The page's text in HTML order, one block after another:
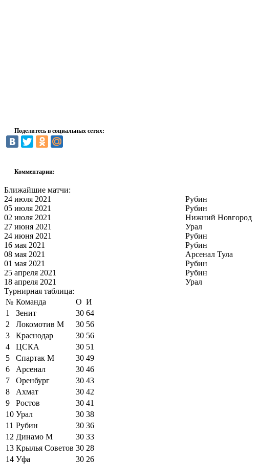
Поделитесь в социальных сетях:
Комментарии:
Ближайшие матчи:
24 июля 2021
Рубин
05 июля 2021
Рубин
02 июля 2021
Нижний Новгород
27 июня 2021
Урал
24 июня 2021
Рубин
16 мая 2021
Рубин
08 мая 2021
Арсенал Тула
01 мая 2021
Рубин
25 апреля 2021
Рубин
18 апреля 2021
Урал
Турнирная таблица:
№ Команда О И
1
Зенит 30 64
2
Локомотив М 30 56
3
Краснодар 30 56
4
ЦСКА 30 51
5
Спартак М 30 49
6
Арсенал 30 46
7
Оренбург 30 43
8
Ахмат 30 42
9
Ростов 30 41
10 Урал 30 38
11 Рубин 30 36
12 Динамо М 30 33
13 Крылья Советов 30 28
14 Уфа 30 26